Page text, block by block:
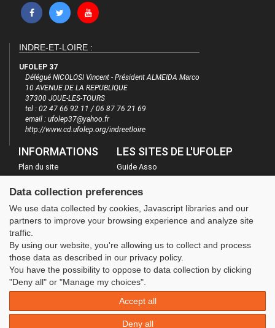
INDRE-ET-LOIRE :
UFOLEP 37
Délégué NICOLOSI Vincent - Président ALMEIDA Marco
10 AVENUE DE LA REPUBLIQUE
37300 JOUE-LES-TOURS
tel : 02 47 66 92 11 / 06 87 76 21 69
email : ufolep37@yahoo.fr
http://www.cd.ufolep.org/indreetloire
INFORMATIONS
Plan du site
Mentions légales
Administration
LES SITES DE L'UFOLEP
Guide Asso
Inscriptions évènements
Data collection preferences
We use data collected by cookies, Javascript libraries and our
partners to improve your browsing experience and analyze site
traffic.
By using our website, you're allowing us to collect and process
those data as described in our privacy policy.
You have the possibility to oppose to data collection by clicking
"Deny all" or "Manage my choices".
Accept all
Deny all